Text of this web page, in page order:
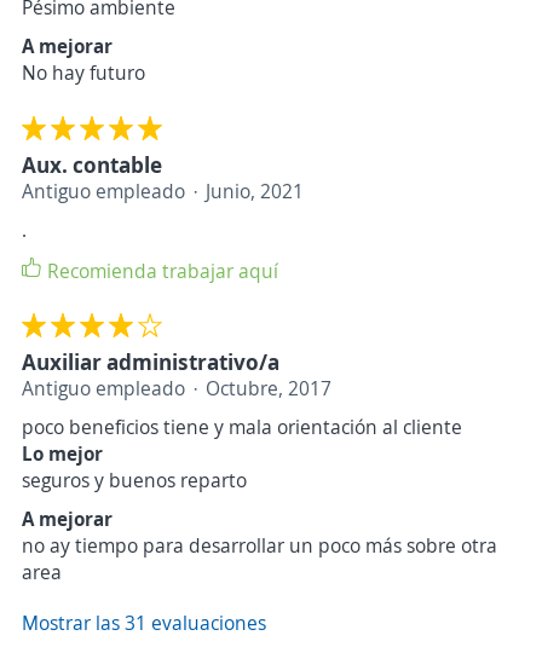
Pésimo ambiente
A mejorar
No hay futuro
Aux. contable
Antiguo empleado
Junio, 2021
.
Recomienda trabajar aquí
Auxiliar administrativo/a
Antiguo empleado
Octubre, 2017
poco beneficios tiene y mala orientación al cliente
Lo mejor
seguros y buenos reparto
A mejorar
no ay tiempo para desarrollar un poco más sobre otra
area
Mostrar las 31 evaluaciones